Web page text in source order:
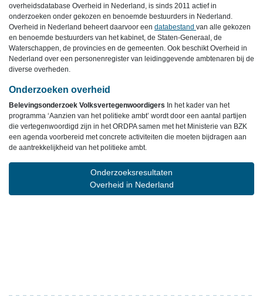
overheidsdatabase Overheid in Nederland, is sinds 2011 actief in
onderzoeken onder gekozen en benoemde bestuurders in Nederland.
Overheid in Nederland beheert daarvoor een databestand van alle gekozen
en benoemde bestuurders van het kabinet, de Staten-Generaal, de
Waterschappen, de provincies en de gemeenten. Ook beschikt Overheid in
Nederland over een personenregister van leidinggevende ambtenaren bij de
diverse overheden.
Onderzoeken overheid
Belevingsonderzoek Volksvertegenwoordigers In het kader van het
programma ‘Aanzien van het politieke ambt’ wordt door een aantal partijen
die vertegenwoordigd zijn in het ORDPA samen met het Ministerie van BZK
een agenda voorbereid met concrete activiteiten die moeten bijdragen aan
de aantrekkelijkheid van het politieke ambt.
Onderzoeksresultaten
Overheid in Nederland